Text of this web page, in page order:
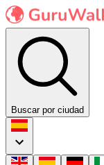
Buscar por ciudad